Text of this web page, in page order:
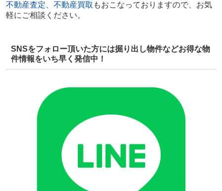
不動産査定、不動産買取 もおこなっておりますので、 お気
軽にご相談ください。
SNSをフォロー頂いた方には掘り出し物件などお得な物
件情報をいち早く発信中！